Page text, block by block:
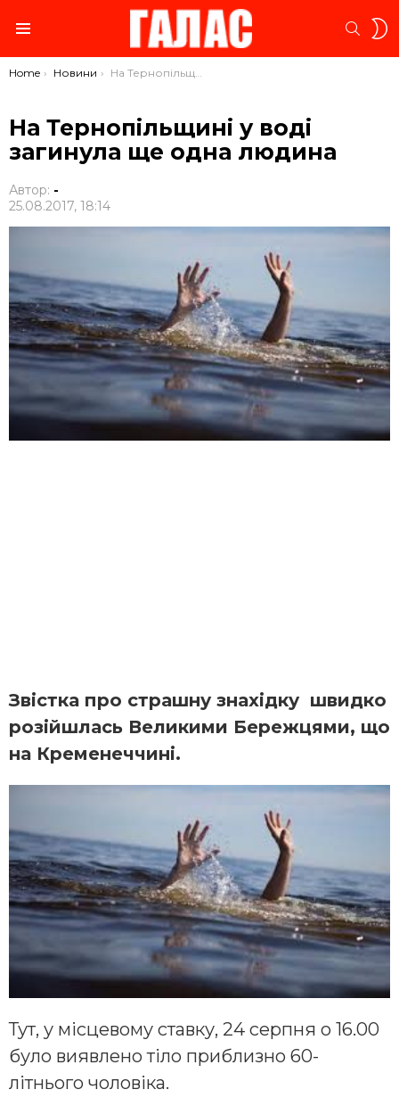
You are here:
Home Новини На Тернопільщині у воді загинула ще одна людина
На Тернопільщині у воді
загинула ще одна людина
Автор: -
25.08.2017, 18:14
Звістка про страшну знахідку швидко
розійшлась Великими Бережцями, що
на Кременеччині.
Тут, у місцевому ставку, 24 серпня о 16.00
було виявлено тіло приблизно 60-
літнього чоловіка.